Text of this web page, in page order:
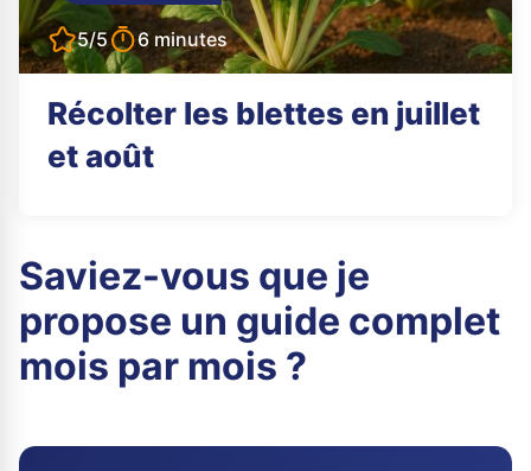
5/5 6 minutes
Récolter les blettes en juillet
et août
Saviez-vous que je
propose un guide complet
mois par mois ?